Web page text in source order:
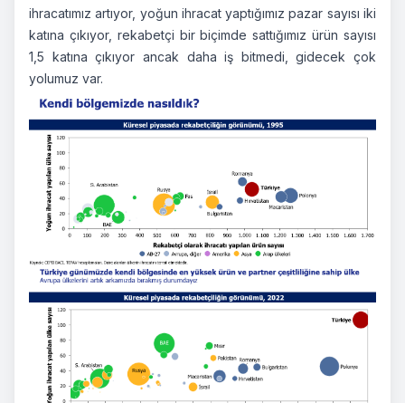
ihracatımız artıyor, yoğun ihracat yaptığımız pazar sayısı iki
katına çıkıyor, rekabetçi bir biçimde sattığımız ürün sayısı
1,5 katına çıkıyor ancak daha iş bitmedi, gidecek çok
yolumuz var.